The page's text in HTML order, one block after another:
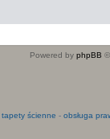
Powered by phpBB
tapety ścienne - obsługa